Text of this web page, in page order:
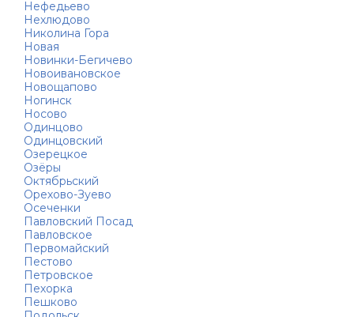
Нефедьево
Нехлюдово
Николина Гора
Новая
Новинки-Бегичево
Новоивановское
Новощапово
Ногинск
Носово
Одинцово
Одинцовский
Озерецкое
Озёры
Октябрьский
Орехово-Зуево
Осеченки
Павловский Посад
Павловское
Первомайский
Пестово
Петровское
Пехорка
Пешково